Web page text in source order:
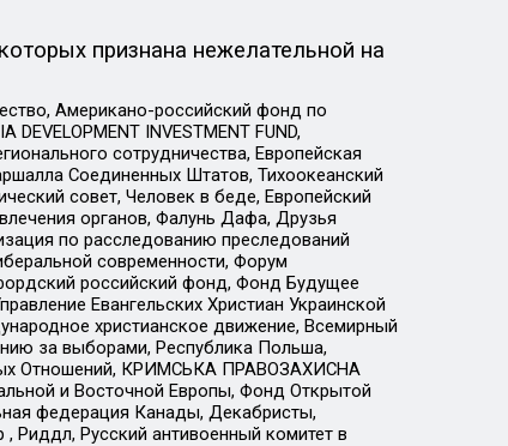
признана нежелательной на
Американо-российский фонд по
INVESTMENT FUND,
сотрудничества, Европейская
Соединенных Штатов, Тихоокеанский
совет, Человек в беде, Европейский
органов, Фалунь Дафа, Друзья
по расследованию преследований
современности, Форум
российский фонд, Фонд Будущее
Евангельских Христиан Украинской
христианское движение, Всемирный
за выборами, Республика Польша,
Отношений, КРИМСЬКА ПРАВОЗАХИСНА
и Восточной Европы, Фонд Открытой
федерация Канады, Декабристы,
Риддл, Русский антивоенный комитет в